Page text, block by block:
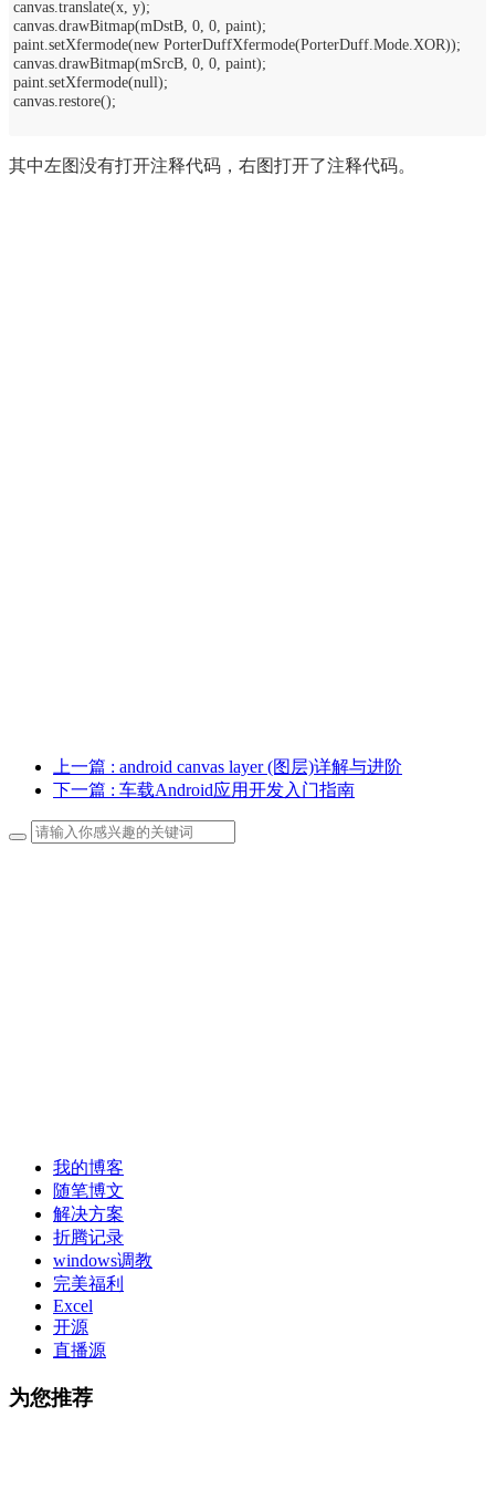
canvas.translate(x, y);
canvas.drawBitmap(mDstB, 0, 0, paint);
paint.setXfermode(new PorterDuffXfermode(PorterDuff.Mode.XOR));
canvas.drawBitmap(mSrcB, 0, 0, paint);
paint.setXfermode(null);
canvas.restore();
其中左图没有打开注释代码，右图打开了注释代码。
上一篇 : android canvas layer (图层)详解与进阶
下一篇 : 车载Android应用开发入门指南
我的博客
随笔博文
解决方案
折腾记录
windows调教
完美福利
Excel
开源
直播源
为您推荐